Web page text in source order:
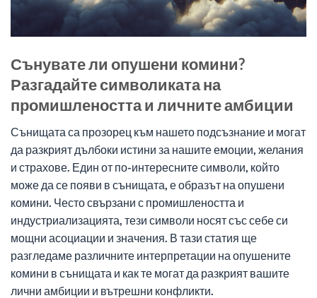
Сънувате ли опушени комини?
Разгадайте символиката на
промишлеността и личните амбиции
Сънищата са прозорец към нашето подсъзнание и могат
да разкрият дълбоки истини за нашите емоции, желания
и страхове. Един от по-интересните символи, който
може да се появи в сънищата, е образът на опушени
комини. Често свързани с промишлеността и
индустриализацията, тези символи носят със себе си
мощни асоциации и значения. В тази статия ще
разгледаме различните интерпретации на опушените
комини в сънищата и как те могат да разкрият вашите
лични амбиции и вътрешни конфликти.